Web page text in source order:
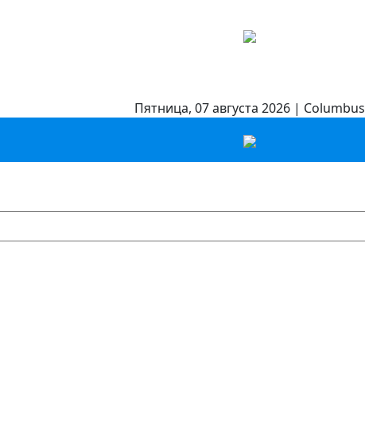
Пятница, 07 августа 2026 | Columbus